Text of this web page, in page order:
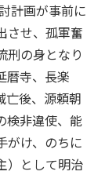
計画が事前に
させ、孤軍奮
刑の身となり
暦寺、長楽
亡後、源頼朝
検非違使、能
がけ、のちに
）として明治